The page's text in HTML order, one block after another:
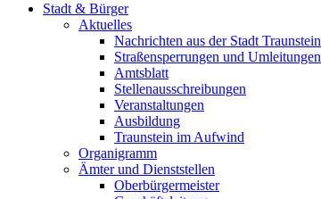
Stadt & Bürger
Aktuelles
Nachrichten aus der Stadt Traunstein
Straßensperrungen und Umleitungen
Amtsblatt
Stellenausschreibungen
Veranstaltungen
Ausbildung
Traunstein im Aufwind
Organigramm
Ämter und Dienststellen
Oberbürgermeister